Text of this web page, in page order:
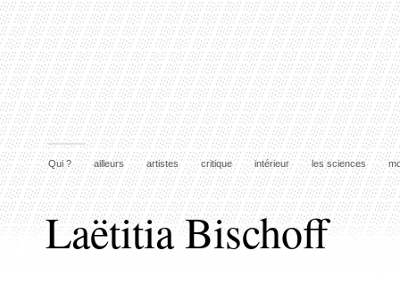
Qui ? ailleurs artistes critique intérieur les sciences
Laëtitia Bischoff